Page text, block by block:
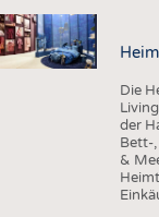
Die
der
Bett-
&